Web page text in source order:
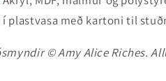
í plastvasa með kartoni til
© Amy Alice Riches.